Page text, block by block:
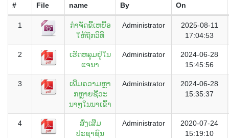
# File
name
By
On
1
ກຳຈັດຂີ້ເຫຍື້ອ
ໃຫ້ຖືກວິທີ
Administrator
2025-08-11
17:04:53
2
ເຮັດຫລູມຢູ່ໃນ
ແຈນາ
Administrator
2024-06-28
15:45:56
3
ເພີ່ມຄວາມຫຼາ
ກຫຼາຍຊີວະ
ນາໆໃນນາເຂົ້າ
Administrator
2024-06-28
15:35:37
4
ສົ່ງເສີມ
ປະຊາຊົນ
Administrator
2020-07-24
15:19:10